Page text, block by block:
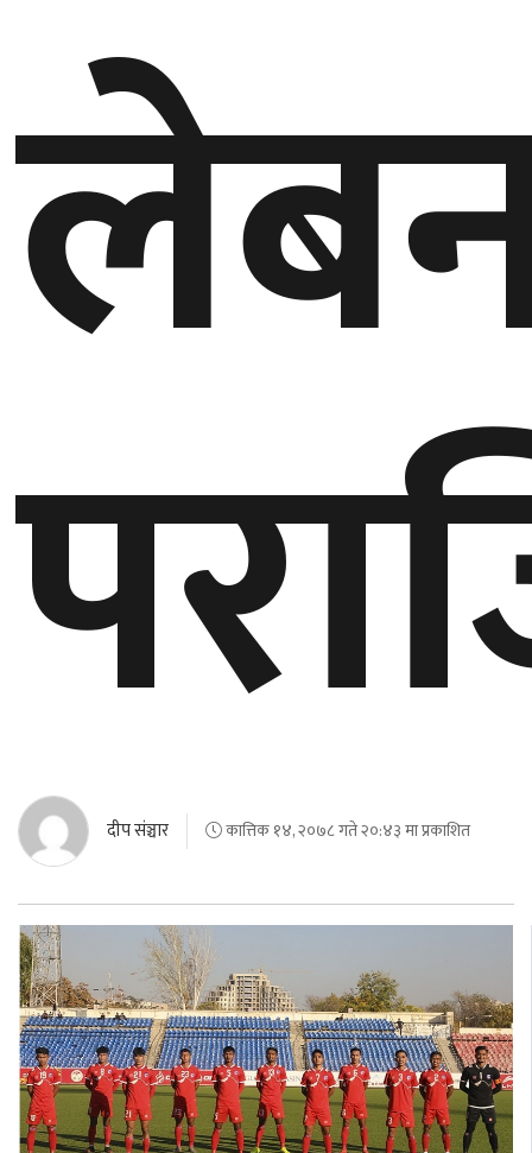
अमेरिका
एसिया
यूरोप
अन्य
दीप संञ्चार कात्तिक १४, २०७८ गते २०:४३ मा प्रकाशित